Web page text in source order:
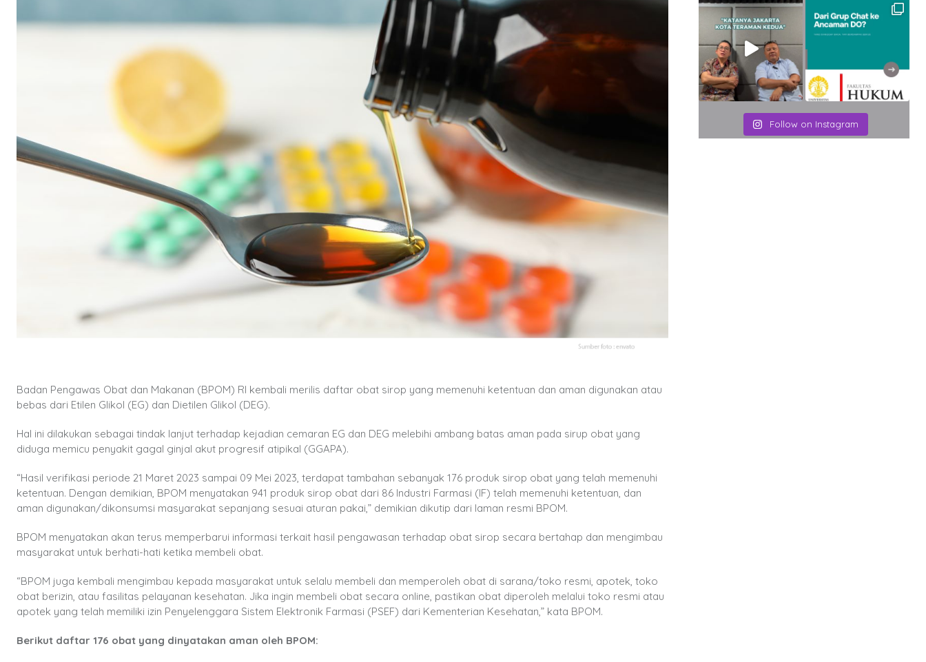
Badan Pengawas Obat dan Makanan (BPOM) RI kembali merilis daftar obat sirop yang memenuhi ketentuan dan aman digunakan atau
bebas dari Etilen Glikol (EG) dan Dietilen Glikol (DEG).
Hal ini dilakukan sebagai tindak lanjut terhadap kejadian cemaran EG dan DEG melebihi ambang batas aman pada sirup obat yang
diduga memicu penyakit gagal ginjal akut progresif atipikal (GGAPA).
“Hasil verifikasi periode 21 Maret 2023 sampai 09 Mei 2023, terdapat tambahan sebanyak 176 produk sirop obat yang telah memenuhi
ketentuan. Dengan demikian, BPOM menyatakan 941 produk sirop obat dari 86 Industri Farmasi (IF) telah memenuhi ketentuan, dan
aman digunakan/dikonsumsi masyarakat sepanjang sesuai aturan pakai,” demikian dikutip dari laman resmi BPOM.
BPOM menyatakan akan terus memperbarui informasi terkait hasil pengawasan terhadap obat sirop secara bertahap dan mengimbau
masyarakat untuk berhati-hati ketika membeli obat.
“BPOM juga kembali mengimbau kepada masyarakat untuk selalu membeli dan memperoleh obat di sarana/toko resmi, apotek, toko
obat berizin, atau fasilitas pelayanan kesehatan. Jika ingin membeli obat secara online, pastikan obat diperoleh melalui toko resmi atau
apotek yang telah memiliki izin Penyelenggara Sistem Elektronik Farmasi (PSEF) dari Kementerian Kesehatan,” kata BPOM.
Berikut daftar 176 obat yang dinyatakan aman oleh BPOM:
Follow on Instagram